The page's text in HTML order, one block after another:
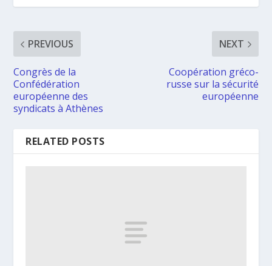
PREVIOUS
Congrès de la
Confédération
européenne des
syndicats à Athènes
NEXT
Coopération gréco-
russe sur la sécurité
européenne
RELATED POSTS